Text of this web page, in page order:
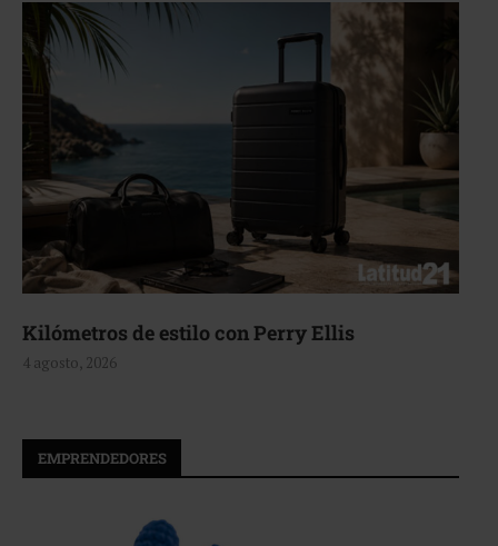
Kilómetros de estilo con Perry Ellis
4 agosto, 2026
EMPRENDEDORES